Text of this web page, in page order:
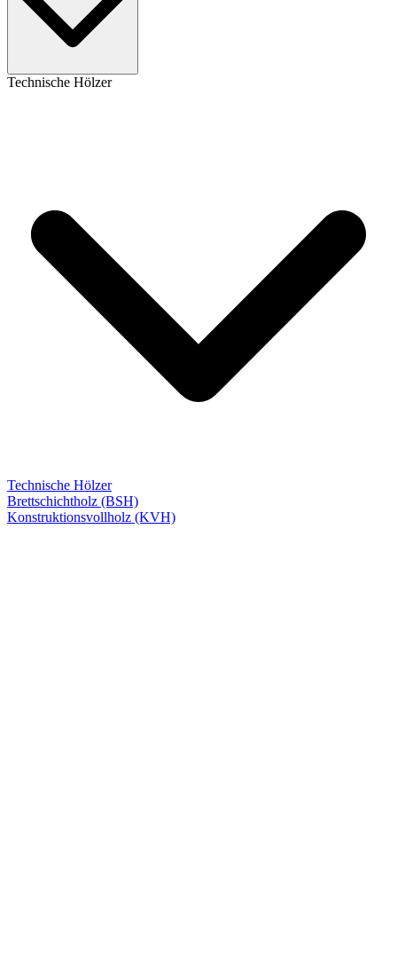
Technische Hölzer
Technische Hölzer
Brettschichtholz (BSH)
Konstruktionsvollholz (KVH)